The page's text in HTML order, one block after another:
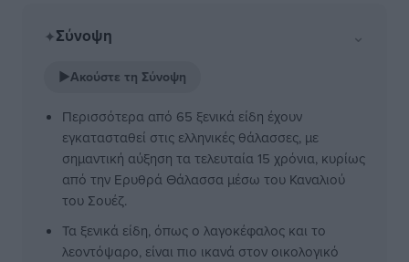
✦Σύνοψη ⌄
▶Ακούστε τη Σύνοψη
Περισσότερα από 65 ξενικά είδη έχουν
εγκατασταθεί στις ελληνικές θάλασσες, με
σημαντική αύξηση τα τελευταία 15 χρόνια, κυρίως
από την Ερυθρά Θάλασσα μέσω του Καναλιού
του Σουέζ.
Τα ξενικά είδη, όπως ο λαγοκέφαλος και το
λεοντόψαρο, είναι πιο ικανά στον οικολογικό